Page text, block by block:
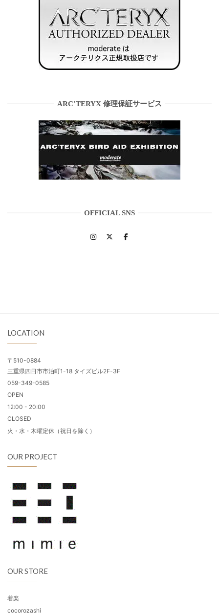
ARC’TERYX 修理保証サービス
OFFICIAL SNS
LOCATION
〒510-0884
三重県四日市市泊町1-18 タイズビル2F-3F
059-349-0585
OPEN
12:00 - 20:00
CLOSED
火・水・木曜定休（祝日を除く）
OUR PROJECT
OUR STORE
着楽
cocorozashi